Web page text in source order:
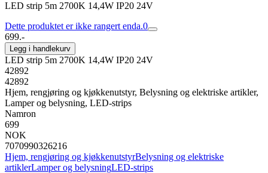
LED strip 5m 2700K 14,4W IP20 24V
Dette produktet er ikke rangert enda.0
699.-
Legg i handlekurv
LED strip 5m 2700K 14,4W IP20 24V
42892
42892
Hjem, rengjøring og kjøkkenutstyr, Belysning og elektriske artikler,
Lamper og belysning, LED-strips
Namron
699
NOK
7070990326216
Hjem, rengjøring og kjøkkenutstyrBelysning og elektriske
artiklerLamper og belysningLED-strips